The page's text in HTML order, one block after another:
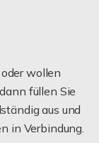
wollen
füllen Sie
aus und
in Verbindung.